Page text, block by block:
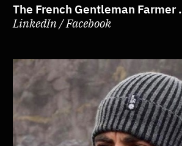
The French Gentleman Farmer .
LinkedIn / Facebook